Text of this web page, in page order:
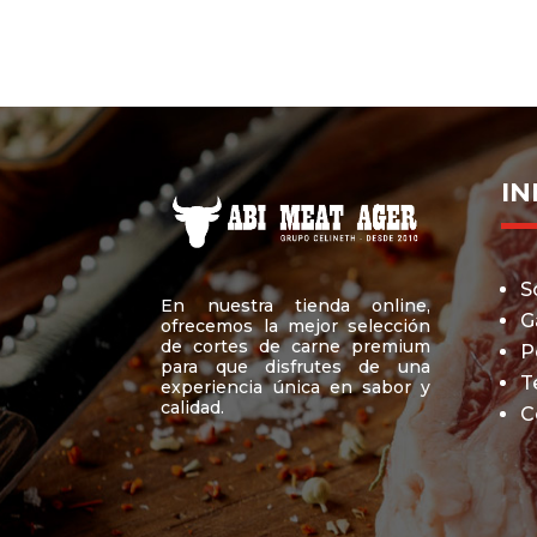
se
en
la
página
de
producto
En nuestra tienda online,
ofrecemos la mejor selección
de cortes de carne premium
para que disfrutes de una
experiencia única en sabor y
calidad.